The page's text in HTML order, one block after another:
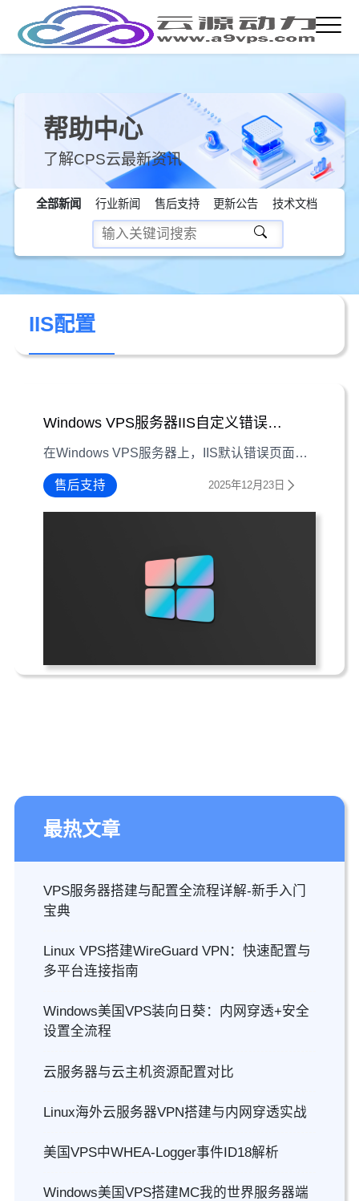
帮助中心
了解CPS云最新资讯
全部新闻 行业新闻 售后支持 更新公告 技术文档
IIS配置
Windows VPS服务器IIS自定义错误页面配置指南
在Windows VPS服务器上，IIS默认错误页面常因风格突兀、信息模糊影响用户体验。本文详细讲解如何通过自定义HTML页面替换默认错误页，提升网站访问友好度。
售后支持 2025年12月23日
最热文章
VPS服务器搭建与配置全流程详解-新手入门
宝典
Linux VPS搭建WireGuard VPN：快速配置与
多平台连接指南
Windows美国VPS装向日葵：内网穿透+安全
设置全流程
云服务器与云主机资源配置对比
Linux海外云服务器VPN搭建与内网穿透实战
美国VPS中WHEA-Logger事件ID18解析
Windows美国VPS搭建MC我的世界服务器端